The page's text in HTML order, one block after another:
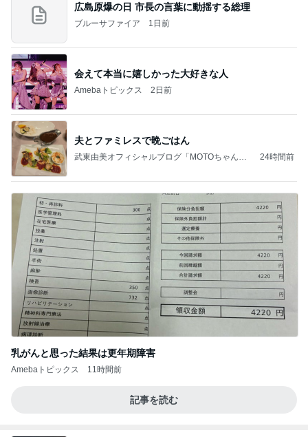
広島原爆の日 市長の言葉に動揺する総理
ブルーサファイア 1日前
会えて本当に嬉しかった大好きな人
Amebaトピックス 2日前
夫とファミレスで晩ごはん
武東由美オフィシャルブログ「MOTOちゃんと
24時間前
乳がんと思った結果は更年期障害
Amebaトピックス 11時間前
記事を読む